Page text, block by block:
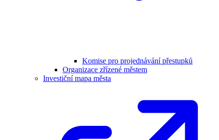
Komise pro projednávání přestupků
Organizace zřízené městem
Investiční mapa města